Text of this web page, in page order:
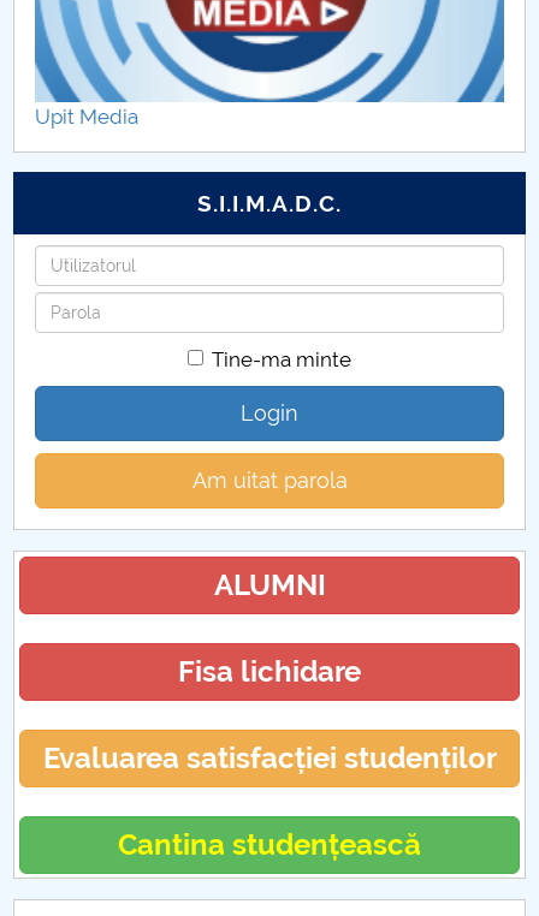
Activități FSESSP
Rapoarte FSESSP
Rezultate ale evaluărilor ARACIS FSESSP
Upit Media
S.I.I.M.A.D.C.
Utilizatorul
Parola
Tine-ma minte
Login
Am uitat parola
ALUMNI
Fisa lichidare
Evaluarea satisfacției studenților
Cantina studențească